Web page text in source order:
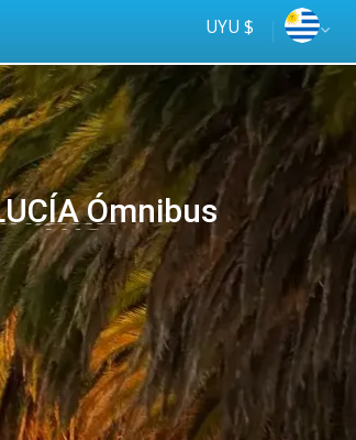
UYU $
Ómnibus
online
Tus